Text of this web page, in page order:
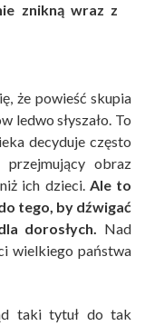
znikną wraz z
że powieść skupia
ledwo słyszało. To
decyduje często
obraz
ich dzieci. Ale to
tego, by dźwigać
dorosłych. Nad
wielkiego państwa
taki tytuł do tak